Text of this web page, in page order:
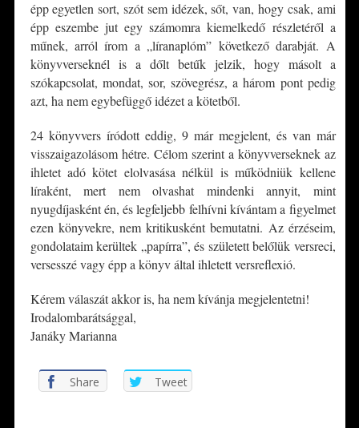
épp egyetlen sort, szót sem idézek, sőt, van, hogy csak, ami
épp eszembe jut egy számomra kiemelkedő részletéről a
műnek, arról írom a „líranaplóm” következő darabját. A
könyvverseknél is a dőlt betűk jelzik, hogy másolt a
szókapcsolat, mondat, sor, szövegrész, a három pont pedig
azt, ha nem egybefüggő idézet a kötetből.
24 könyvvers íródott eddig, 9 már megjelent, és van már
visszaigazolásom hétre. Célom szerint a könyvverseknek az
ihletet adó kötet elolvasása nélkül is működniük kellene
líraként, mert nem olvashat mindenki annyit, mint
nyugdíjasként én, és legfeljebb felhívni kívántam a figyelmet
ezen könyvekre, nem kritikusként bemutatni. Az érzéseim,
gondolataim kerültek „papírra”, és született belőlük versreci,
versesszé vagy épp a könyv által ihletett versreflexió.
Kérem válaszát akkor is, ha nem kívánja megjelentetni!
Irodalombarátsággal,
Janáky Marianna
Share Tweet